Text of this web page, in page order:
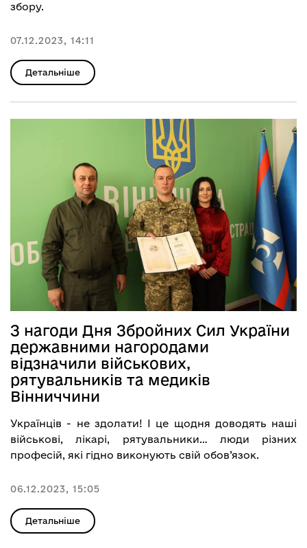
збору.
07.12.2023, 14:11
Детальніше
З нагоди Дня Збройних Сил України
державними нагородами
відзначили військових,
рятувальників та медиків
Вінниччини
Українців - не здолати! І це щодня доводять наші
військові, лікарі, рятувальники… люди різних
професій, які гідно виконують свій обов’язок.
06.12.2023, 15:05
Детальніше